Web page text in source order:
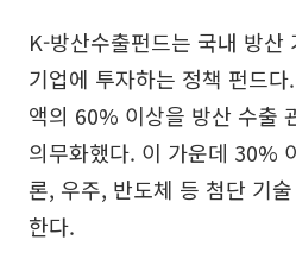
K-방산수출펀드는 국내 방산
기업에 투자하는 정책 펀드
액의 60% 이상을 방산 수출
의무화했다. 이 가운데 30%
론, 우주, 반도체 등 첨단 기
한다.